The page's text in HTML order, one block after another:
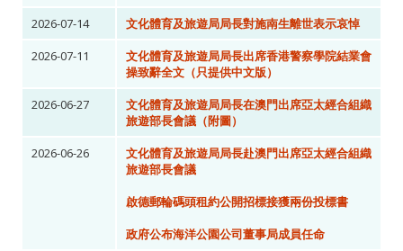
2026-07-14
文化體育及旅遊局局長對施南生離世表示哀悼
2026-07-11
文化體育及旅遊局局長出席香港警察學院結業會
操致辭全文（只提供中文版）
2026-06-27
文化體育及旅遊局局長在澳門出席亞太經合組織
旅遊部長會議（附圖）
2026-06-26
文化體育及旅遊局局長赴澳門出席亞太經合組織
旅遊部長會議
啟德郵輪碼頭租約公開招標接獲兩份投標書
政府公布海洋公園公司董事局成員任命